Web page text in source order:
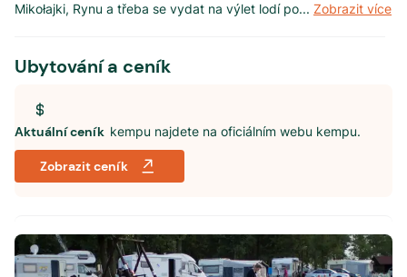
Mikołajki, Rynu a třeba se vydat na výlet lodí po... Zobrazit více
Ubytování a ceník
Aktuální ceník kempu najdete na oficiálním webu kempu.
Zobrazit ceník